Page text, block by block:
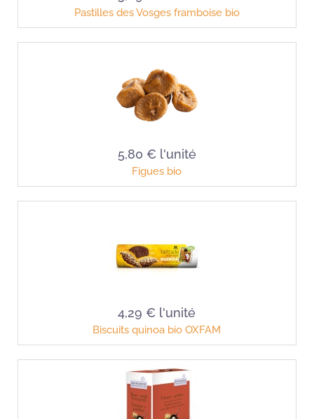
Pastilles des Vosges framboise bio
5,80 € l'unité
Figues bio
4,29 € l'unité
Biscuits quinoa bio OXFAM